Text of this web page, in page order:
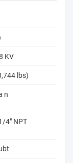
KV
lbs)
n
4" NPT